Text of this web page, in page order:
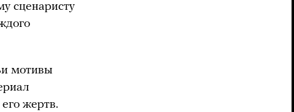
сценаристу
мотивы
жертв.